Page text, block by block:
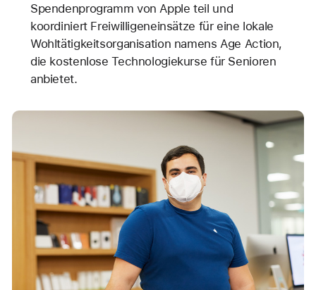
Spendenprogramm von Apple teil und
koordiniert Freiwilligeneinsätze für eine lokale
Wohltätigkeitsorganisation namens Age Action,
die kostenlose Technologiekurse für Senioren
anbietet.